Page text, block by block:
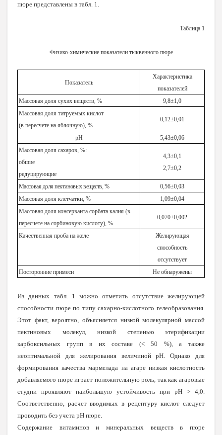
пюре представлены в табл. 1.
Таблица 1
Физико-химические показатели тыквенного пюре
Показатель
Характеристика
показателей
Массовая доля сухих веществ, %
9,8±1,0
Массовая доля титруемых кислот
(в пересчете на яблочную), %
0,12±0,01
рН
5,43±0,06
Массовая доля сахаров, %:
общие
редуцирующие
4,3±0,1
2,7±0,2
Массовая доля пектиновых веществ, %
0,56±0,03
Массовая доля клетчатки, %
1,09±0,04
Массовая доля консерванта сорбата калия (в
пересчете на сорбиновую кислоту), %
0,070±0,002
Качественная проба на желе
Желирующая
способность
отсутствует
Посторонние примеси
Не обнаружены
Из данных табл. 1 можно отметить отсутствие желирующей
способности пюре по типу сахарно-кислотного гелеобразования.
Этот факт, вероятно, объясняется низкой молекулярной массой
пектиновых молекул, низкой степенью этерификации
карбоксильных групп в их составе (< 50 %), а также
неоптимальной для желирования величиной pH. Однако для
формирования качества мармелада на агаре низкая кислотность
добавляемого пюре играет положительную роль, так как агаровые
студни проявляют наибольшую устойчивость при pH > 4,0.
Соответственно, расчет вводимых в рецептуру кислот следует
проводить без учета pH пюре.
Содержание витаминов и минеральных веществ в пюре